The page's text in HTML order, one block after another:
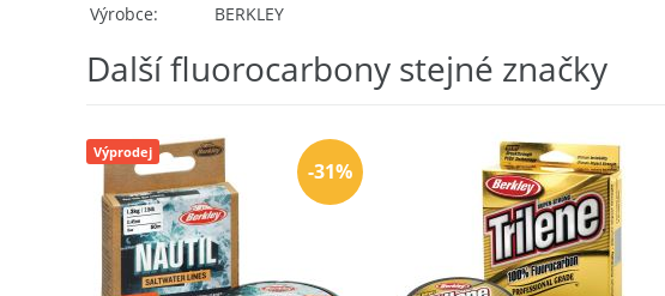
Výrobce
BERKLEY
Další fluorocarbony stejné značky
-31%
Výprodej